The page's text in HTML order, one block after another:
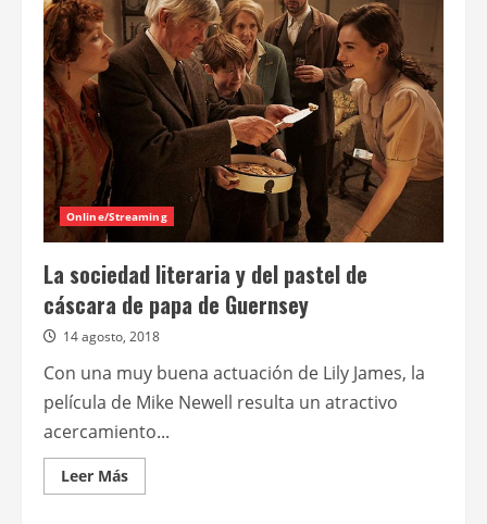
Piso
para
dos
llega
a
Paramount+
Online/Streaming
La sociedad literaria y del pastel de
cáscara de papa de Guernsey
14 agosto, 2018
Con una muy buena actuación de Lily James, la
película de Mike Newell resulta un atractivo
acercamiento...
Leer MásLeer
más